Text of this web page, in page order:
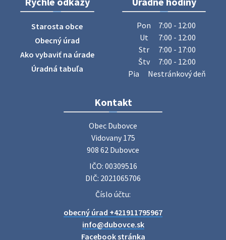
ZBER ŽELEZA
Obecný úrad oznamuje občanom, že v stredu 29. júla 2026
sa v našej obci uskutoční zber železa. Pracovníci Obecného
úradu budú od 8.00 hod. prechádzať obcou a zbierať
železný odpad …
27. júla 2026 06:31
Zájazd do Veľkého Medera
Základná organizácia Únie žien Slovenska Dubovce
srdečne pozýva svoje členky, ich rodinných príslušníkov aj
priateľov na jednodňový zájazd na termálne kúpalisko
Poradne komplexnej pomoci
diskrétne komplexné odborné poradenstvo. Tím
odborníkov Vám pomôžte nájsť riešenie v piatich kľúčových
oblastiach: právo rodina a v…
Starosta obce
Obecný úrad
Ako vybaviť na úrade
Úradná tabuľa
Pon
7:00 - 12:00
Ut
7:00 - 12:00
Str
7:00 - 17:00
Štv
7:00 - 12:00
Pia
Nestránkový deň
Kontakt
Obec Dubovce
Vidovany 175
908 62 Dubovce
IČO: 00309516
DIČ: 2021065706
Číslo účtu:
obecný úrad +421911795967
info@dubovce.sk
Facebook stránka